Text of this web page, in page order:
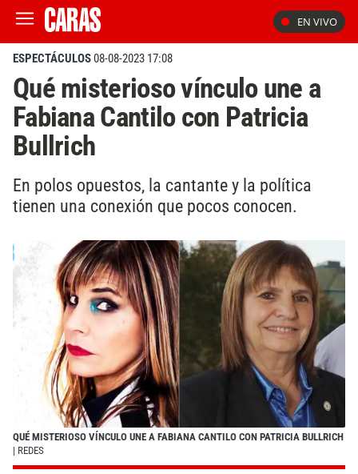
EN VIVO
ESPECTÁCULOS08-08-2023 17:08
Qué misterioso vínculo une a
Fabiana Cantilo con Patricia
Bullrich
En polos opuestos, la cantante y la política
tienen una conexión que pocos conocen.
QUÉ MISTERIOSO VÍNCULO UNE A FABIANA CANTILO CON PATRICIA BULLRICH
| REDES